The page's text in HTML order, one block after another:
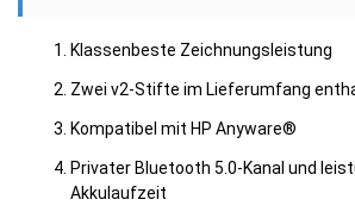
Klassenbeste Zeichnungsleistung
Zwei v2-Stifte im Lieferumfang
Kompatibel mit HP Anyware®
Privater Bluetooth 5.0-Kanal und
Akkulaufzeit